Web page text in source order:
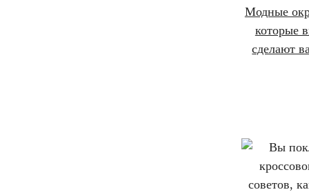
Модные
которые
сделают